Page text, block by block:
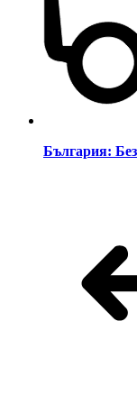
България: